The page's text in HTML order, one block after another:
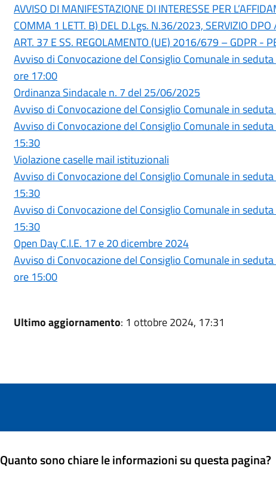
AVVISO DI MANIFESTAZIONE DI INTERESSE PER
COMMA 1 LETT. B) DEL D.Lgs. N.36/2023, SERVIZIO
ART. 37 E SS. REGOLAMENTO (UE) 2016/679 – GDPR -
Avviso di Convocazione del Consiglio Comunale in
ore 17:00
Ordinanza Sindacale n. 7 del 25/06/2025
Avviso di Convocazione del Consiglio Comunale in
Avviso di Convocazione del Consiglio Comunale in
15:30
Violazione caselle mail istituzionali
Avviso di Convocazione del Consiglio Comunale in
15:30
Avviso di Convocazione del Consiglio Comunale in
15:30
Open Day C.I.E. 17 e 20 dicembre 2024
Avviso di Convocazione del Consiglio Comunale in
ore 15:00
Ultimo aggiornamento: 1 ottobre 2024, 17:31
Quanto sono chiare le informazioni su questa pagina?